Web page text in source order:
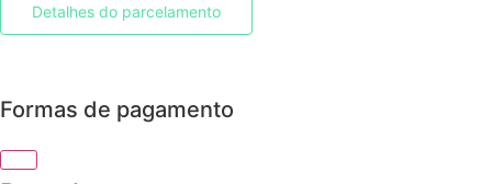
Detalhes do parcelamento
Formas de pagamento